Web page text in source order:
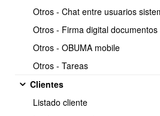
Otros - Chat entre usuarios
Otros - Firma digital documentos
Otros - OBUMA mobile
Otros - Tareas
Clientes
Listado cliente
Principales
del modulo de